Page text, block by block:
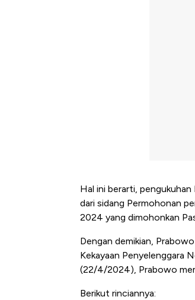
Hal ini berarti,
dari sidang Permohonan
2024 yang dimohonkan
Dengan demikian,
Kekayaan Penyelenggara
(22/4/2024), Prabowo
Berikut rinciannya: